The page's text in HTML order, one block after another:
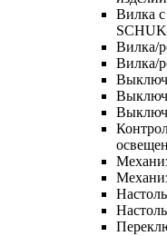
Вилка
Вилка/
Вилка/